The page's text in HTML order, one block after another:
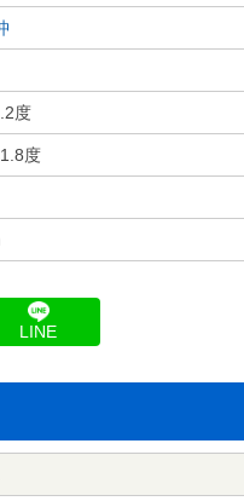
度
度
LINE